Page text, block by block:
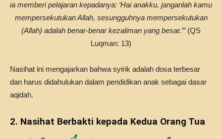
ia memberi pelajaran kepadanya: ‘Hai anakku, janganlah kamu
mempersekutukan Allah, sesungguhnya mempersekutukan
(Allah) adalah benar-benar kezaliman yang besar.’”(QS
Luqman: 13)
Nasihat ini mengajarkan bahwa syirik adalah dosa terbesar
dan harus didahulukan dalam pendidikan anak sebagai dasar
aqidah.
2. Nasihat Berbakti kepada Kedua Orang Tua